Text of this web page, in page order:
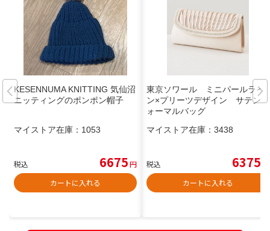
KESENNUMA KNITTING 気仙沼
ニッティングのポンポン帽子
マイストア在庫： 1053
税込 6675円
カートに入れる
東京ソワール ミニパールライ
ン×プリーツデザイン サテンフ
ォーマルバッグ
マイストア在庫： 3438
税込 6375
カートに入れる